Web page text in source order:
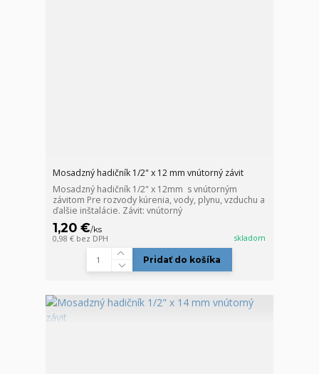
Mosadzný hadičník 1/2" x 12 mm vnútorný závit
Mosadzný hadičník 1/2" x 12mm s vnútorným
závitom Pre rozvody kúrenia, vody, plynu, vzduchu a
ďalšie inštalácie. Závit: vnútorný
1,20 €/ks
0,98 € bez DPH skladom
Pridať do košíka